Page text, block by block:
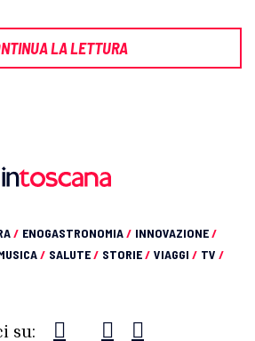
LA LETTURA
/ ENOGASTRONOMIA/ INNOVAZIONE/
/ SALUTE/ STORIE/ VIAGGI / TV /
su: